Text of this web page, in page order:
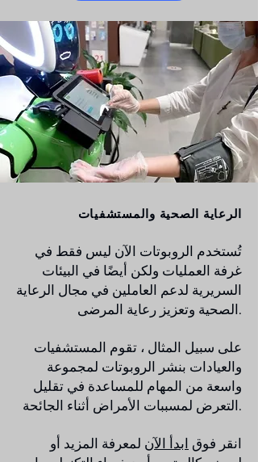
الرعاية الصحية والمستشفيات
تُستخدم الروبوتات الآن ليس فقط في
غرفة العمليات ولكن أيضًا في البيئات
السريرية لدعم العاملين في مجال الرعاية
الصحية وتعزيز رعاية المرضى.
على سبيل المثال ، تقوم المستشفيات
والعيادات بنشر الروبوتات لمجموعة
واسعة من المهام للمساعدة في تقليل
التعرض لمسببات الأمراض أثناء الجائحة.
انقر فوق ابدأ الآن لمعرفة المزيد أو